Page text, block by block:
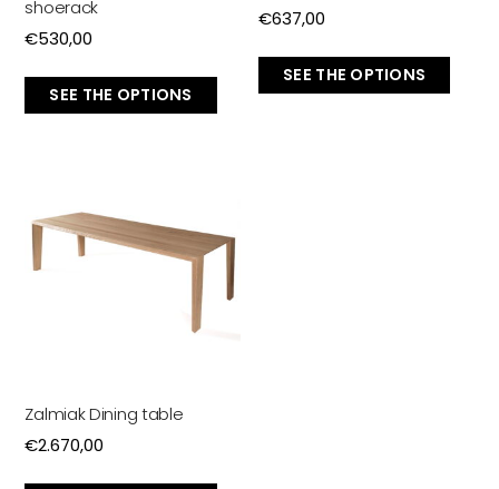
shoerack
€530,00
SEE THE OPTIONS
€637,00
SEE THE OPTIONS
Zalmiak Dining table
€2.670,00